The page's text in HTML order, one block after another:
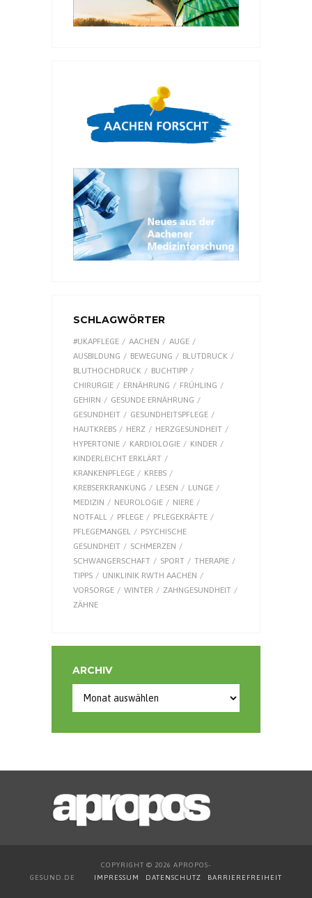
SCHLAGWÖRTER
#UKAPFLEGE AACHEN
AUGE
AUSBILDUNG
BEWEGUNG
BLUTDRUCK
BLUTHOCHDRUCK
BUCHTIPP
CHIRURGIE
ERNÄHRUNG
FRÜHLING
GEHIRN
GESUNDE ERNÄHRUNG
GESUNDHEIT
GESUNDHEITSPFLEGE
HAUTKREBS
HERZ
HERZGESUNDHEIT
HYPERTONIE
KARDIOLOGIE
KINDER
KINDERLEICHT ERKLÄRT
KRANKENPFLEGE
KREBS
KREBSERKRANKUNG
LESEN
LUNGE
MEDIZIN
NEUROLOGIE
NIERE
NOTFALL
PFLEGE
PFLEGEKRÄFTE
PFLEGEMANGEL
PSYCHISCHE
GESUNDHEIT
SCHMERZEN
SCHWANGERSCHAFT
SPORT
THERAPIE
TIPPS
UNIKLINIK RWTH AACHEN
VORSORGE
WINTER
ZAHNGESUNDHEIT
ZÄHNE
ARCHIV
COPYRIGHT © 2026 APROPOS-
GESUND.DE IMPRESSUM DATENSCHUTZ BARRIEREFREIHEIT